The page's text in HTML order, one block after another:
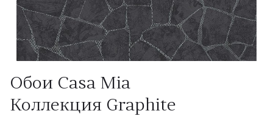
Обои Casa Mia
Коллекция Graphite